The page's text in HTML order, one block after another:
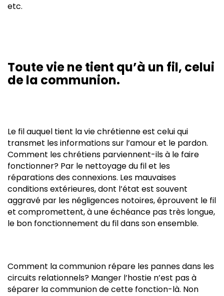
etc.
Toute vie ne tient qu’à un fil, celui
de la communion.
Le fil auquel tient la vie chrétienne est celui qui
transmet les informations sur l’amour et le pardon.
Comment les chrétiens parviennent-ils à le faire
fonctionner? Par le nettoyage du fil et les
réparations des connexions. Les mauvaises
conditions extérieures, dont l’état est souvent
aggravé par les négligences notoires, éprouvent le fil
et compromettent, à une échéance pas très longue,
le bon fonctionnement du fil dans son ensemble.
Comment la communion répare les pannes dans les
circuits relationnels? Manger l’hostie n’est pas à
séparer la communion de cette fonction-là. Non